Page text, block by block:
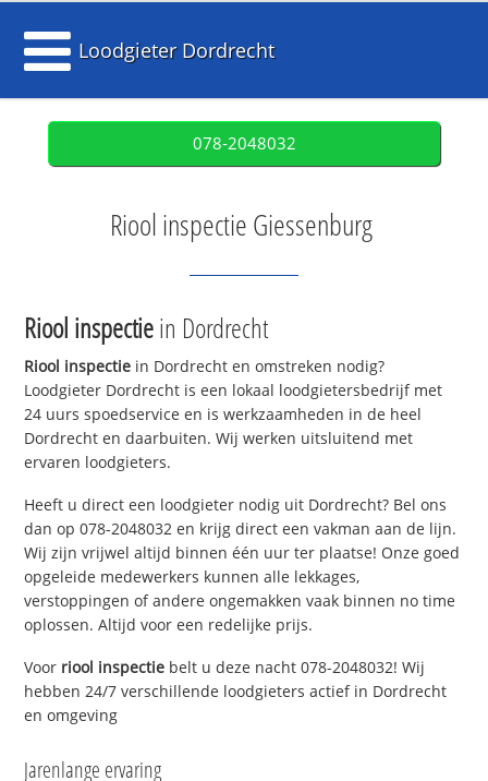
Loodgieter Dordrecht
078-2048032
Riool inspectie Giessenburg
Riool inspectiein Dordrecht
Riool inspectie in Dordrecht en omstreken nodig?
Loodgieter Dordrecht is een lokaal loodgietersbedrijf met
24 uurs spoedservice en is werkzaamheden in de heel
Dordrecht en daarbuiten. Wij werken uitsluitend met
ervaren loodgieters.
Heeft u direct een loodgieter nodig uit Dordrecht? Bel ons
dan op 078-2048032 en krijg direct een vakman aan de lijn.
Wij zijn vrijwel altijd binnen één uur ter plaatse! Onze goed
opgeleide medewerkers kunnen alle lekkages,
verstoppingen of andere ongemakken vaak binnen no time
oplossen. Altijd voor een redelijke prijs.
Voor riool inspectie belt u deze nacht 078-2048032! Wij
hebben 24/7 verschillende loodgieters actief in Dordrecht
en omgeving
Jarenlange ervaring